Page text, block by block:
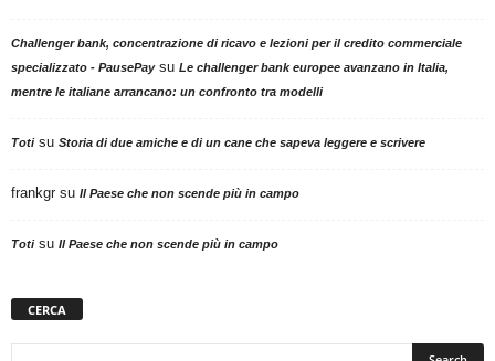
Challenger bank, concentrazione di ricavo e lezioni per il credito commerciale
specializzato - PausePaysu Le challenger bank europee avanzano in Italia,
mentre le italiane arrancano: un confronto tra modelli
Totisu Storia di due amiche e di un cane che sapeva leggere e scrivere
frankgr su Il Paese che non scende più in campo
Totisu Il Paese che non scende più in campo
CERCA